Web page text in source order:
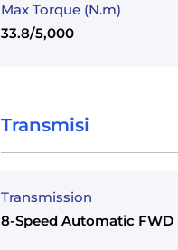
Max Torque (N.m)
33.8/5,000
Transmisi
Transmission
8-Speed Automatic FWD